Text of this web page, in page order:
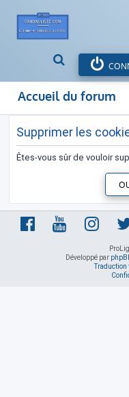
h
e
r
h
Accueil du forum
Supprimer les
Êtes-vous sûr de vouloir
Développé par
Traduction